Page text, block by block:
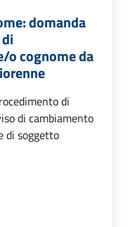
domanda
o cognome da
di
di cambiamento
di soggetto